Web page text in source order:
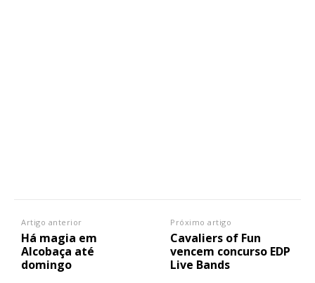
Artigo anterior
Há magia em
Alcobaça até
domingo
Próximo artigo
Cavaliers of Fun
vencem concurso EDP
Live Bands